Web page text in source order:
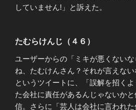
していません!」と訴えた。
たむらけんじ（４６）
ユーザーからの「ミキが悪くない
ね、たむけんさん？それが言えない
というツイートに、「誤解を招く
た会社に責任があるんじゃないか
信。さらに「芸人は会社に言われ